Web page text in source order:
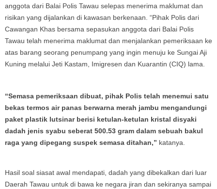
anggota dari Balai Polis Tawau selepas menerima maklumat dan
risikan yang dijalankan di kawasan berkenaan. “Pihak Polis dari
Cawangan Khas bersama sepasukan anggota dari Balai Polis
Tawau telah menerima maklumat dan menjalankan pemeriksaan ke
atas barang seorang penumpang yang ingin menuju ke Sungai Aji
Kuning melalui Jeti Kastam, Imigresen dan Kuarantin (CIQ) lama.
“Semasa pemeriksaan dibuat, pihak Polis telah menemui satu
bekas termos air panas berwarna merah jambu mengandungi
paket plastik lutsinar berisi ketulan-ketulan kristal disyaki
dadah jenis syabu seberat 500.53 gram dalam sebuah bakul
raga yang dipegang suspek semasa ditahan,” katanya.
Hasil soal siasat awal mendapati, dadah yang dibekalkan dari luar
Daerah Tawau untuk di bawa ke negara jiran dan sekiranya sampai